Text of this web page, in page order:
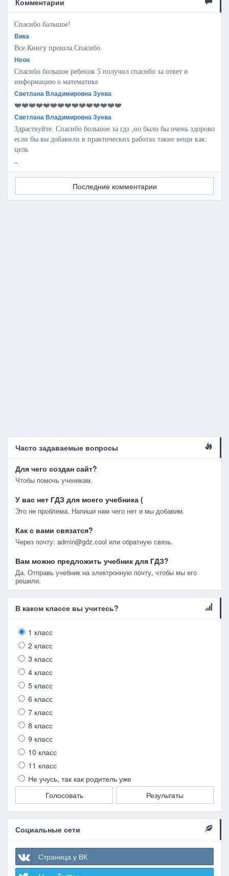
Комментарии
Спасибо бальшое!
Вика
Все.Книгу прошла.Спасибо.
Неон
Спасибо большое ребенок 5 получил спасибо за ответ и
информацию о математике
Светлана Владимировна Зуева
❤️❤️❤️❤️❤️❤️❤️❤️❤️❤️❤️❤️❤️❤️❤️
Светлана Владимировна Зуева
Здраствуйте. Спасибо большое за гдз ,но было бы очень здорово
если бы вы добавили в практических работах такие вещи как:
цель
..
Последние комментарии
Часто задаваемые вопросы
Для чего создан сайт?
Чтобы помочь ученикам.
У вас нет ГДЗ для моего учебника (
Это не проблема. Напиши нам чего нет и мы добавим.
Как с вами связатся?
Через почту: admin@gdz.cool или обратную связь.
Вам можно предложить учебник для ГДЗ?
Да. Отправь учебник на электронную почту, чтобы мы его
решили.
В каком классе вы учитесь?
1 класс
2 класс
3 класс
4 класс
5 класс
6 класс
7 класс
8 класс
9 класс
10 класс
11 класс
Не учусь, так как родитель уже
Голосовать
Результаты
Социальные сети
Страница у ВК